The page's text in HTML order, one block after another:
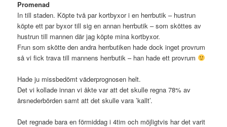
Promenad
In till staden. Köpte två par kortbyxor i en herrbutik – hustrun
köpte ett par byxor till sig en annan herrbutik – som sköttes av
hustrun till mannen där jag köpte mina kortbyxor.
Frun som skötte den andra herrbutiken hade dock inget provrum
så vi fick trava till mannens herrbutik – han hade ett provrum
Hade ju missbedömt väderprognosen helt.
Det vi kollade innan vi åkte var att det skulle regna 78% av
årsnederbörden samt att det skulle vara ’kallt’.
Det regnade bara en förmiddag i 4tim och möjligtvis har det varit